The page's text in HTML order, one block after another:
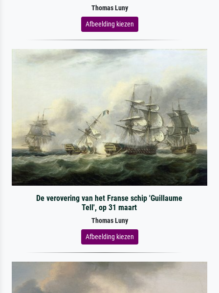
Thomas Luny
Afbeelding kiezen
De verovering van het Franse schip 'Guillaume
Tell', op 31 maart
Thomas Luny
Afbeelding kiezen